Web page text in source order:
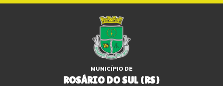
MUNICÍPIO DE
ROSÁRIO DO SUL (RS)